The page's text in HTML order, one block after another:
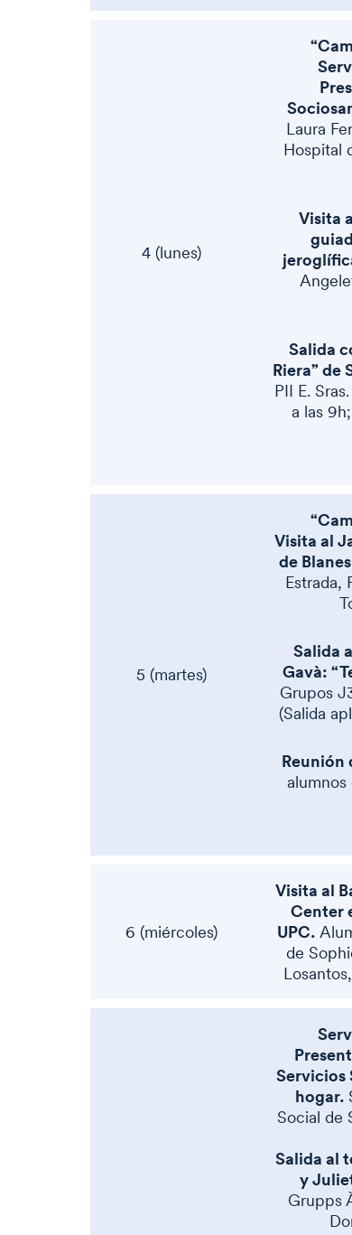
4 (lunes)
Laura
Hospital
Visita
Salida
Riera” de
PII E.
a las
5 (martes)
Visita al
de
Estrada,
Salida
Gavà:
Grupos
(Salida
Reunión
alumnos
6 (miércoles)
Visita al
Center
UPC.
de
Servicios
hogar.
Social de
Salida al
y
Grupps